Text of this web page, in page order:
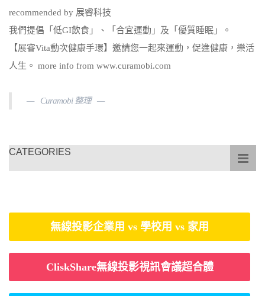
recommended by 展睿科技
我們提倡「低GI飲食」、「合宜運動」及「優質睡眠」。
【展睿Vita動次健康手環】邀請您一起來運動，促進健康，樂活
人生。 more info from www.curamobi.com
Curamobi 整理
CATEGORIES
無線投影企業用 vs 學校用 vs 家用
CliskShare無線投影視訊會議超合體